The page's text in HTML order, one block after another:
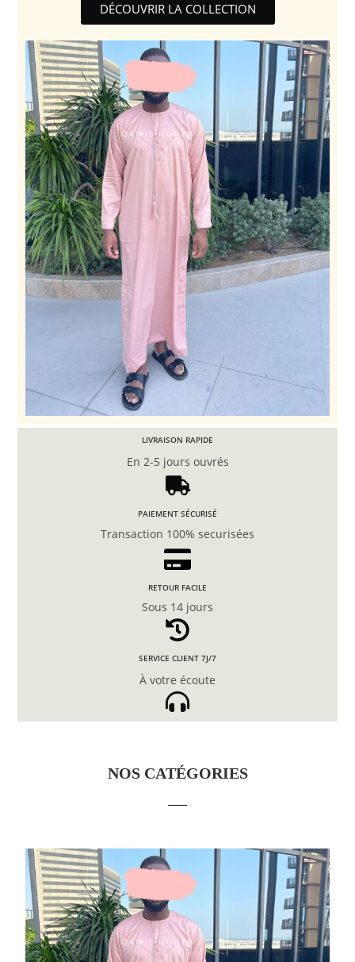
DÉCOUVRIR LA COLLECTION
LIVRAISON RAPIDE
En 2-5 jours ouvrés
PAIEMENT SÉCURISÉ
Transaction 100% securisées
RETOUR FACILE
Sous 14 jours
SERVICE CLIENT 7J/7
À votre écoute
NOS CATÉGORIES